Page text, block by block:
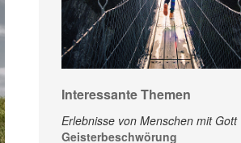
Interessante Themen
Erlebnisse von Menschen mit Gott
Geisterbeschwörung